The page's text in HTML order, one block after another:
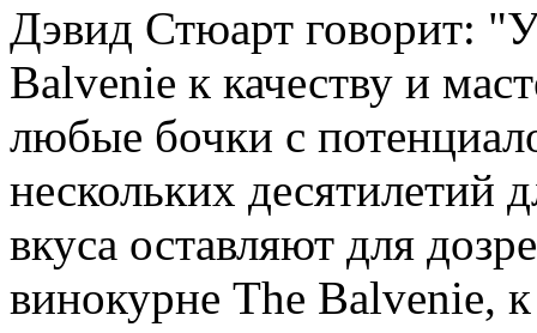
Дэвид Стюарт говорит:
Balvenie к качеству и
любые бочки с
нескольких десятилетий
вкуса оставляют для
винокурне The Balvenie,